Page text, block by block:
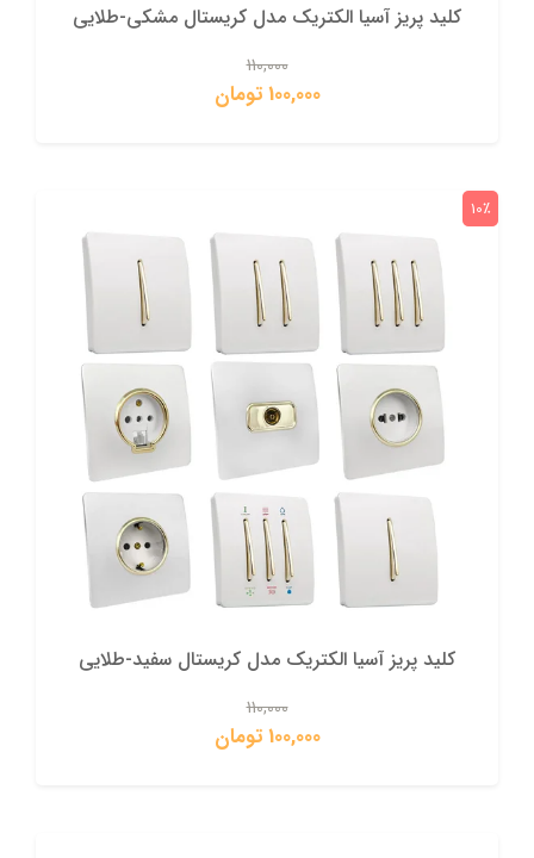
کلید پریز آسیا الکتریک مدل کریستال مشکی-طلایی
110,000
100,000 تومان
کلید پریز آسیا الکتریک مدل کریستال سفید-طلایی
110,000
100,000 تومان
10٪